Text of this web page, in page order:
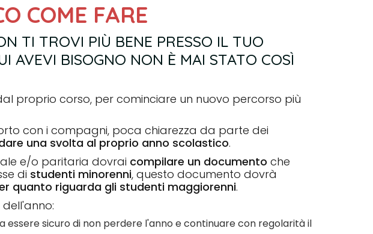
COME FARE
TI TROVI PIÙ BENE PRESSO IL TUO
AVEVI BISOGNO NON È MAI STATO COSÌ
proprio corso, per cominciare un nuovo percorso più
con i compagni, poca chiarezza da parte dei
una svolta al proprio anno scolastico.
e/o paritaria dovrai compilare un documento che
di studenti minorenni, questo documento dovrà
quanto riguarda gli studenti maggiorenni.
essere sicuro di non perdere l'anno e continuare con regolarità il